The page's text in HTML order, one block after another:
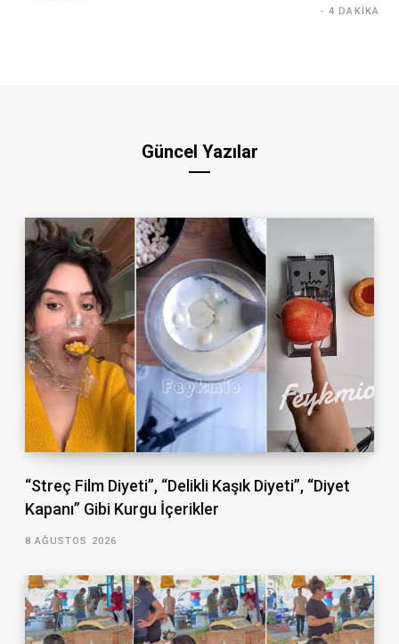
4 DAKIKA
Güncel Yazılar
“Streç Film Diyeti”, “Delikli Kaşık Diyeti”, “Diyet
Kapanı” Gibi Kurgu İçerikler
8 AĞUSTOS 2026